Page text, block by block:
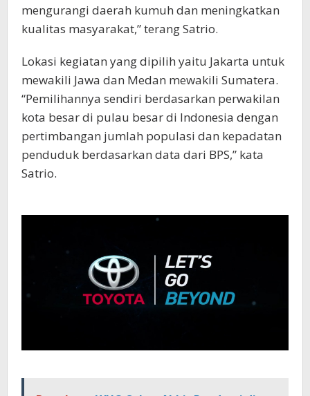
mengurangi daerah kumuh dan meningkatkan
kualitas masyarakat,” terang Satrio.
Lokasi kegiatan yang dipilih yaitu Jakarta untuk
mewakili Jawa dan Medan mewakili Sumatera.
“Pemilihannya sendiri berdasarkan perwakilan
kota besar di pulau besar di Indonesia dengan
pertimbangan jumlah populasi dan kepadatan
penduduk berdasarkan data dari BPS,” kata
Satrio.